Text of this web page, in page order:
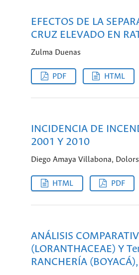
EFECTOS DE LA
CRUZ ELEVADO EN
Zulma Duenas
PDF HTML
INCIDENCIA DE
2001 Y 2010
Diego Amaya Villabona,
HTML PDF
ANÁLISIS
(LORANTHACEAE) Y
RANCHERÍA